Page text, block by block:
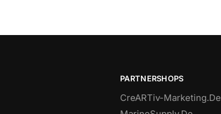
PARTNERSHOPS
CreARTiv-Marketing.De